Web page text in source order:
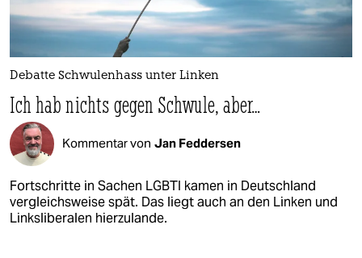
Debatte Schwulenhass unter Linken
Ich hab nichts gegen Schwule, aber…
Kommentar von Jan Feddersen
Fortschritte in Sachen LGBTI kamen in Deutschland
vergleichsweise spät. Das liegt auch an den Linken und
Linksliberalen hierzulande.